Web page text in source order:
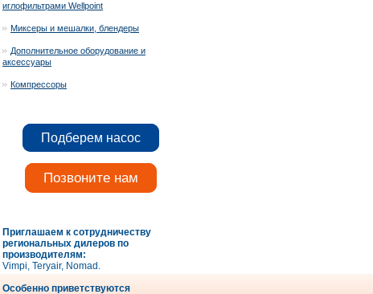
иглофильтрами Wellpoint
Миксеры и мешалки, блендеры
Дополнительное оборудование и
аксессуары
Компрессоры
Подберем насос
Позвоните нам
Приглашаем к сотрудничеству
региональных дилеров по
производителям:
Vimpi, Teryair, Nomad.
Особенно приветствуются